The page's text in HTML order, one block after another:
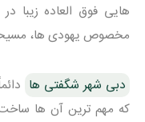
هایی فوق العاده زیبا
مخصوص یهودی ها،
دبی شهر شگفتی ها
که مهم ترین آن ها